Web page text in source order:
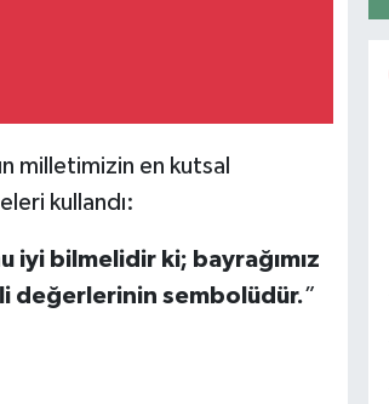
milletimizin en kutsal
kullandı:
iyi bilmelidir ki; bayrağımız
değerlerinin sembolüdür.”